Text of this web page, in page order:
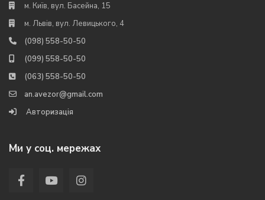
м. Київ, вул. Басейна, 15
м. Львів, вул. Левицького, 4
(098) 558-50-50
(099) 558-50-50
(063) 558-50-50
an.avezor@gmail.com
Авторизація
Ми у соц. мережах